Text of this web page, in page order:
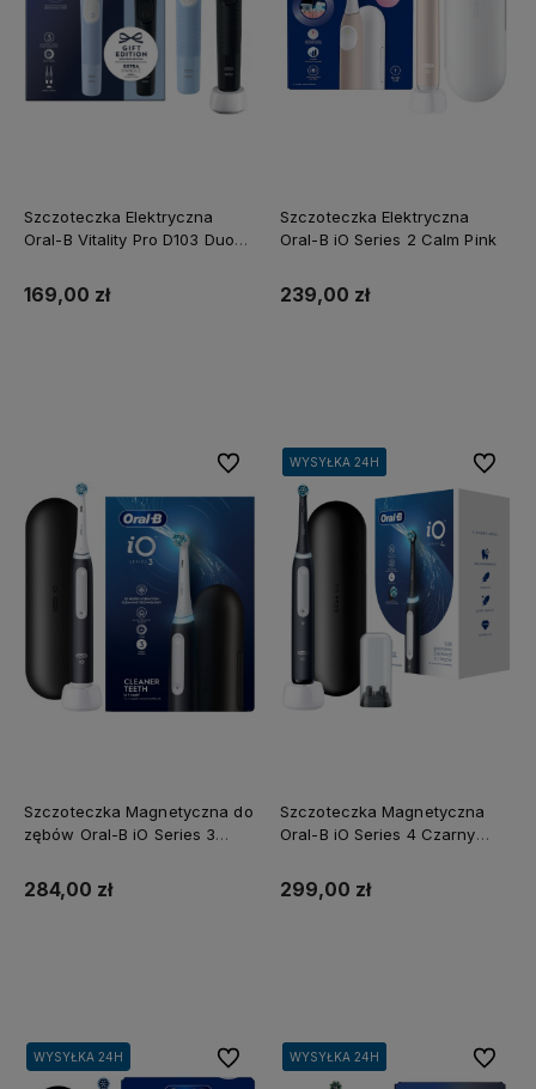
Szczoteczka Elektryczna
Oral-B Vitality Pro D103 Duo
169,00 zł
Szczoteczka Elektryczna
Oral-B iO Series 2 Calm Pink
239,00 zł
Szczoteczka Magnetyczna do
zębów Oral-B iO Series 3
284,00 zł
Do ulubionychWYSYŁKA 24H
WYSYŁKA 24H
WYSYŁKA 24H
WYSYŁKA 24H
Szczoteczka Magnetyczna
Oral-B iO Series 4 Czarny
299,00 zł
Do
WYSYŁKA 24H Do ulubionychWYSYŁKA 24H
WYSYŁKA 24H
WYSYŁKA 24H
WYSYŁKA 24H Do